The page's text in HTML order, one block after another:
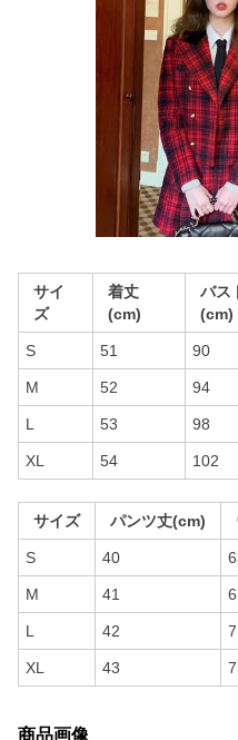
サイ
ズ
着丈
(cm)
バス
(cm)
S 51 90
M 52 94
L 53 98
XL 54 102
サイズ パンツ丈(cm)
S 40
M 41
L 42
XL 43
商品画像